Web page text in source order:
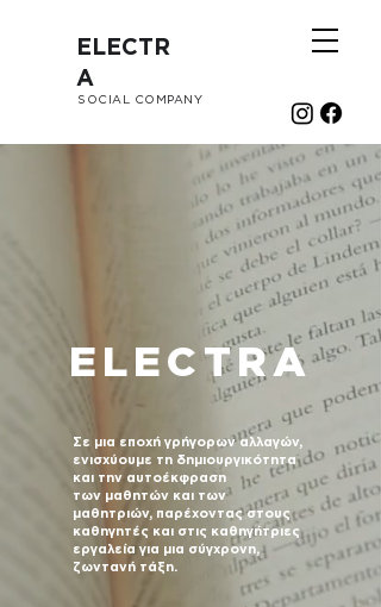
ELECTR
A
SOCIAL COMPANY
ELECTRA
Σε μια εποχή γρήγορων αλλαγών,
ενισχύουμε τη δημιουργικότητα
και την αυτοέκφραση
των μαθητών και των
μαθητριών, παρέχοντας στους
καθηγητές και στις καθηγήτριες
εργαλεία για μια σύγχρονη,
ζωντανή τάξη.